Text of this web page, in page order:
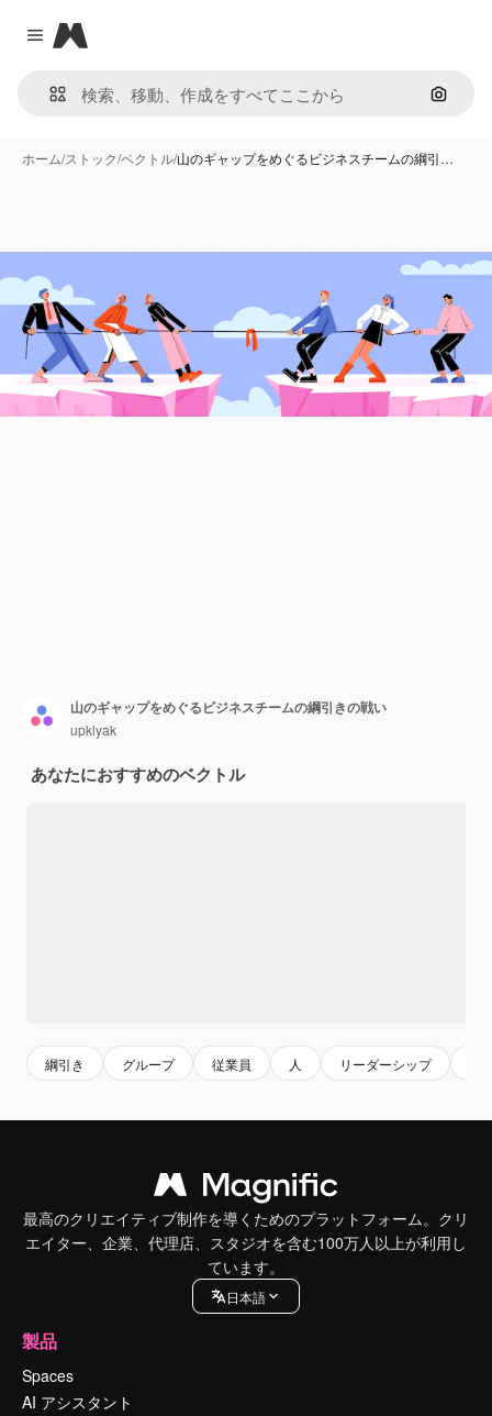
Close menu
Magnific
画像で
ホーム/ストック/ベクトル/山のギャップをめぐるビジネスチームの綱引…
山のギャップをめぐるビジネスチームの綱引きの戦い
upklyak
あなたにおすすめのベクトル
綱引き グループ 従業員 人 リーダーシップ
最高のクリエイティブ制作を導くためのプラットフォーム。クリ
エイター、企業、代理店、スタジオを含む100万人以上が利用し
ています。
日本語
製品
Spaces
AI アシスタント